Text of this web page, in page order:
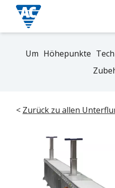
Um Höhepunkte
< Zurück zu allen